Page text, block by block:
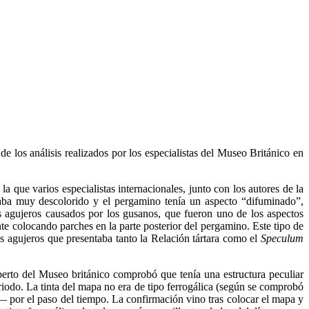
los análisis realizados por los especialistas del Museo Británico en
varios especialistas internacionales, junto con los autores de la
muy descolorido y el pergamino tenía un aspecto “difuminado”,
causados por los gusanos, que fueron uno de los aspectos
colocando parches en la parte posterior del pergamino. Este tipo de
que presentaba tanto la Relación tártara como el Speculum
del Museo británico comprobó que tenía una estructura peculiar
La tinta del mapa no era de tipo ferrogálica (según se comprobó
por el paso del tiempo. La confirmación vino tras colocar el mapa y